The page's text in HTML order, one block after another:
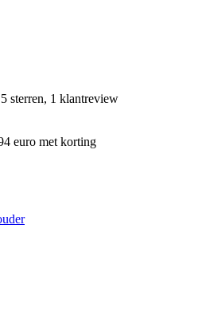
sterren, 1 klantreview
euro met korting